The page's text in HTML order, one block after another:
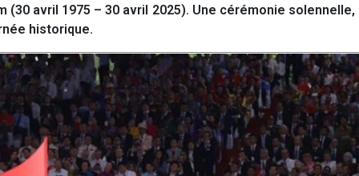
(30 avril 1975 – 30 avril 2025). Une cérémonie
historique.